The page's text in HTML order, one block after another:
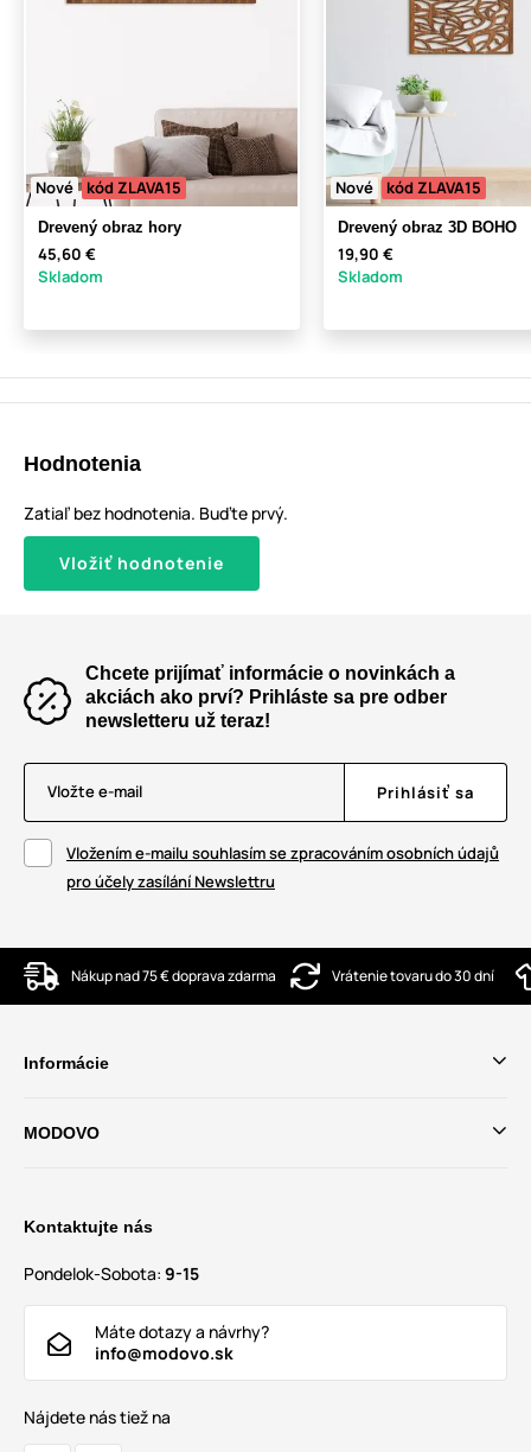
Nové kód ZLAVA15
Drevený obraz hory
45,60 €
Skladom
Nové kód ZLAVA15
Drevený obraz 3D BOHO
19,90 €
Skladom
Hodnotenia
Zatiaľ bez hodnotenia. Buďte prvý.
Vložiť hodnotenie
Chcete prijímať informácie o novinkách a
akciách ako prví? Prihláste sa pre odber
newsletteru už teraz!
Vložte e-mail Prihlásiť sa
Vložením e-mailu souhlasím se zpracováním osobních údajů
pro účely zasílání Newslettru
Nákup nad 75 € doprava zdarma Vrátenie tovaru do 30 dní
Informácie
MODOVO
Kontaktujte nás
Pondelok-Sobota: 9-15
Máte dotazy a návrhy?
info@modovo.sk
Nájdete nás tiež na